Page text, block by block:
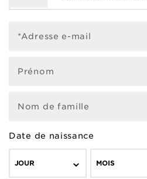
*Adresse e-mail
Prénom
Nom de famille
Date de naissance
JOUR MOIS